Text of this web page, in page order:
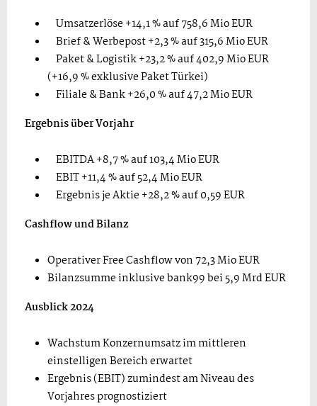
Umsatzerlöse +14,1 % auf 758,6 Mio EUR
Brief & Werbepost +2,3 % auf 315,6 Mio EUR
Paket & Logistik +23,2 % auf 402,9 Mio EUR
(+16,9 % exklusive Paket Türkei)
Filiale & Bank +26,0 % auf 47,2 Mio EUR
Ergebnis über Vorjahr
EBITDA +8,7 % auf 103,4 Mio EUR
EBIT +11,4 % auf 52,4 Mio EUR
Ergebnis je Aktie +28,2 % auf 0,59 EUR
Cashflow und Bilanz
Operativer Free Cashflow von 72,3 Mio EUR
Bilanzsumme inklusive bank99 bei 5,9 Mrd EUR
Ausblick 2024
Wachstum Konzernumsatz im mittleren
einstelligen Bereich erwartet
Ergebnis (EBIT) zumindest am Niveau des
Vorjahres prognostiziert